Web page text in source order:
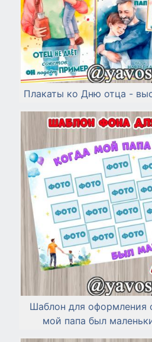
Плакаты ко Дню отца -
Шаблон для оформления
мой папа был